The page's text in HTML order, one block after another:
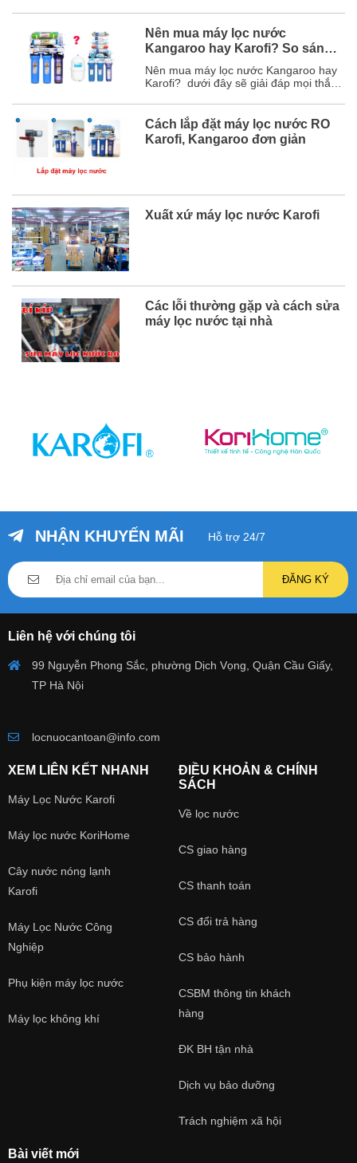
Nên mua máy lọc nước
Kangaroo hay Karofi? So sánh
chi tiết
Nên mua máy lọc nước Kangaroo hay
Karofi? dưới đây sẽ giải đáp mọi thắc
này, bạn sẽ chọn được hãng máy lọc
nước phù hợp với mình. Mục lục 1. So
sánh chi tiết máy lọc nước Karofi và
Kangaroo ...
Cách lắp đặt máy lọc nước RO
Karofi, Kangaroo đơn giản
Xuất xứ máy lọc nước Karofi
Các lỗi thường gặp và cách sửa
máy lọc nước tại nhà
NHẬN KHUYẾN MÃI Hỗ trợ 24/7
ĐĂNG KÝ
Liên hệ với chúng tôi
99 Nguyễn Phong Sắc, phường Dịch Vọng, Quận Cầu Giấy,
TP Hà Nội
locnuocantoan@info.com
XEM LIÊN KẾT NHANH
Máy Lọc Nước Karofi
Máy lọc nước KoriHome
Cây nước nóng lạnh
Karofi
Máy Lọc Nước Công
Nghiệp
Phụ kiện máy lọc nước
Máy lọc không khí
ĐIỀU KHOẢN & CHÍNH
SÁCH
Về lọc nước
CS giao hàng
CS thanh toán
CS đổi trả hàng
CS bảo hành
CSBM thông tin khách
hàng
ĐK BH tận nhà
Dịch vụ bảo dưỡng
Trách nghiệm xã hội
Bài viết mới